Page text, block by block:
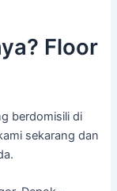
Floor
berdomisili di
sekarang dan